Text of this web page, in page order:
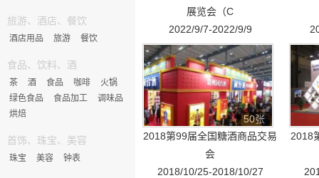
旅游、酒店、餐饮
酒店用品 旅游 餐饮
食品、饮料、酒
茶 酒 食品 咖啡
火锅
绿色食品
食品加工
调味品
烘焙
首饰、珠宝、美容
珠宝 美容 钟表
展览会（C
2022/9/7-2022/9/9
50张
2018第99届全国糖酒商品交易
会
2018/10/25-2018/10/27
2018